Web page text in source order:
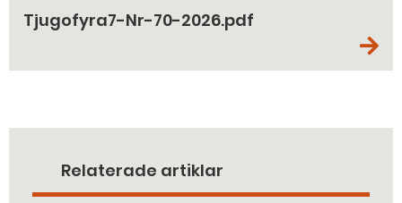
Tjugofyra7-Nr-70-2026.pdf
Relaterade artiklar